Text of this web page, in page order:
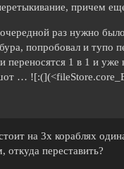
причем
раз нужно
попробовал и тупо
переносятся 1 в 1 и
…
на 3х кораблях
переставить?